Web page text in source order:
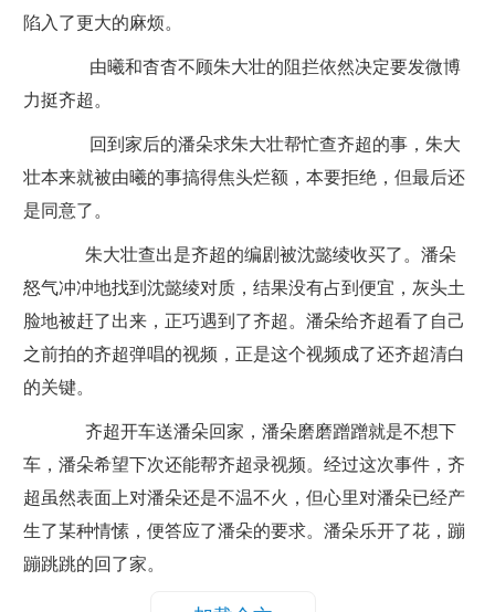
陷入了更大的麻烦。
由曦和杳杳不顾朱大壮的阻拦依然决定要发微博
力挺齐超。
回到家后的潘朵求朱大壮帮忙查齐超的事，朱大
壮本来就被由曦的事搞得焦头烂额，本要拒绝，但最后还
是同意了。
朱大壮查出是齐超的编剧被沈懿绫收买了。潘朵
怒气冲冲地找到沈懿绫对质，结果没有占到便宜，灰头土
脸地被赶了出来，正巧遇到了齐超。潘朵给齐超看了自己
之前拍的齐超弹唱的视频，正是这个视频成了还齐超清白
的关键。
齐超开车送潘朵回家，潘朵磨磨蹭蹭就是不想下
车，潘朵希望下次还能帮齐超录视频。经过这次事件，齐
超虽然表面上对潘朵还是不温不火，但心里对潘朵已经产
生了某种情愫，便答应了潘朵的要求。潘朵乐开了花，蹦
蹦跳跳的回了家。